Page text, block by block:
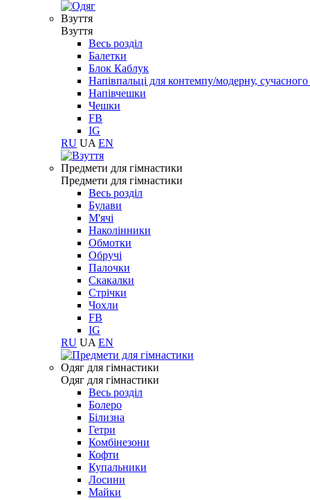
Взуття
Взуття
Весь розділ
Балетки
Блок Каблук
Напівпальці для контемпу/модерну,
Напівчешки
Чешки
FB
IG
RU UA EN
Предмети для гімнастики
Предмети для гімнастики
Весь розділ
Булави
М'ячі
Наколінники
Обмотки
Обручі
Палочки
Скакалки
Стрічки
Чохли
FB
IG
RU UA EN
Одяг для гімнастики
Одяг для гімнастики
Весь розділ
Болеро
Білизна
Гетри
Комбінезони
Кофти
Купальники
Лосини
Майки